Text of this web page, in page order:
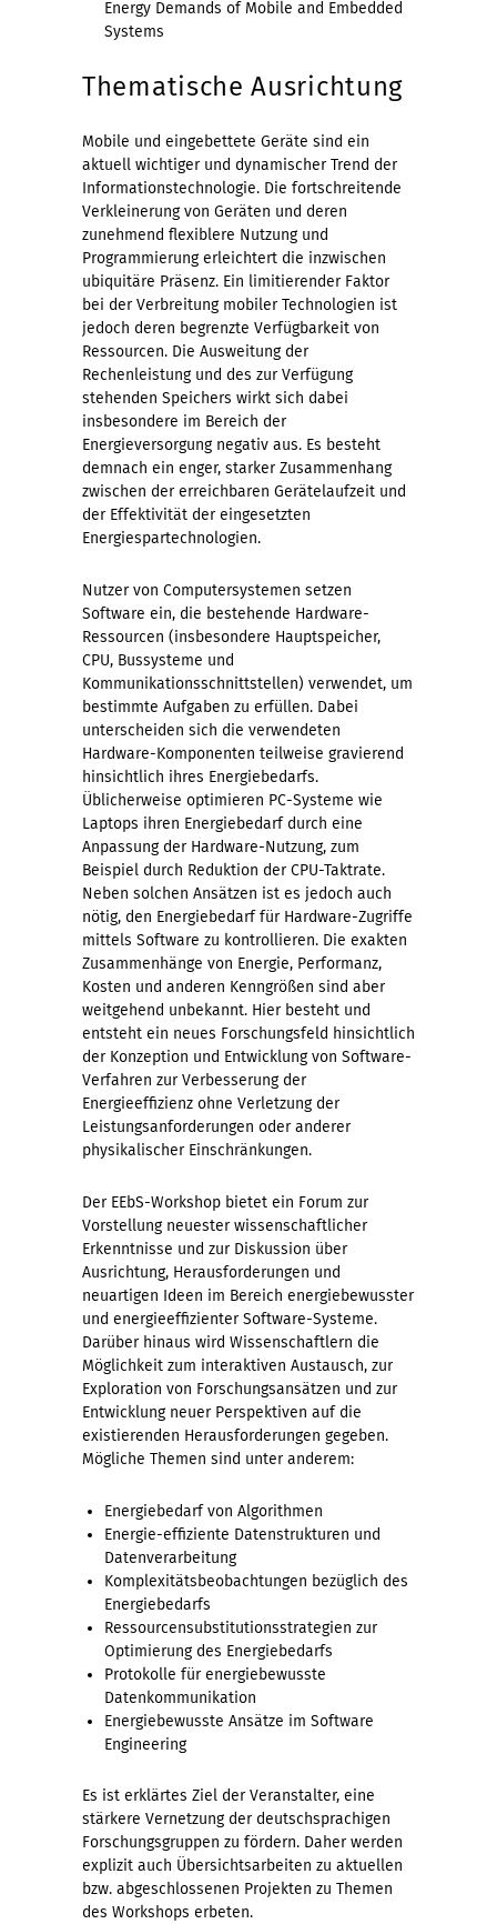
Energy Demands of Mobile and Embedded
Systems
Thematische Ausrichtung
Mobile und eingebettete Geräte sind ein
aktuell wichtiger und dynamischer Trend der
Informationstechnologie. Die fortschreitende
Verkleinerung von Geräten und deren
zunehmend flexiblere Nutzung und
Programmierung erleichtert die inzwischen
ubiquitäre Präsenz. Ein limitierender Faktor
bei der Verbreitung mobiler Technologien ist
jedoch deren begrenzte Verfügbarkeit von
Ressourcen. Die Ausweitung der
Rechenleistung und des zur Verfügung
stehenden Speichers wirkt sich dabei
insbesondere im Bereich der
Energieversorgung negativ aus. Es besteht
demnach ein enger, starker Zusammenhang
zwischen der erreichbaren Gerätelaufzeit und
der Effektivität der eingesetzten
Energiespartechnologien.
Nutzer von Computersystemen setzen
Software ein, die bestehende Hardware-
Ressourcen (insbesondere Hauptspeicher,
CPU, Bussysteme und
Kommunikationsschnittstellen) verwendet, um
bestimmte Aufgaben zu erfüllen. Dabei
unterscheiden sich die verwendeten
Hardware-Komponenten teilweise gravierend
hinsichtlich ihres Energiebedarfs.
Üblicherweise optimieren PC-Systeme wie
Laptops ihren Energiebedarf durch eine
Anpassung der Hardware-Nutzung, zum
Beispiel durch Reduktion der CPU-Taktrate.
Neben solchen Ansätzen ist es jedoch auch
nötig, den Energiebedarf für Hardware-Zugriffe
mittels Software zu kontrollieren. Die exakten
Zusammenhänge von Energie, Performanz,
Kosten und anderen Kenngrößen sind aber
weitgehend unbekannt. Hier besteht und
entsteht ein neues Forschungsfeld hinsichtlich
der Konzeption und Entwicklung von Software-
Verfahren zur Verbesserung der
Energieeffizienz ohne Verletzung der
Leistungsanforderungen oder anderer
physikalischer Einschränkungen.
Der EEbS-Workshop bietet ein Forum zur
Vorstellung neuester wissenschaftlicher
Erkenntnisse und zur Diskussion über
Ausrichtung, Herausforderungen und
neuartigen Ideen im Bereich energiebewusster
und energieeffizienter Software-Systeme.
Darüber hinaus wird Wissenschaftlern die
Möglichkeit zum interaktiven Austausch, zur
Exploration von Forschungsansätzen und zur
Entwicklung neuer Perspektiven auf die
existierenden Herausforderungen gegeben.
Mögliche Themen sind unter anderem:
Energiebedarf von Algorithmen
Energie-effiziente Datenstrukturen und
Datenverarbeitung
Komplexitätsbeobachtungen bezüglich des
Energiebedarfs
Ressourcensubstitutionsstrategien zur
Optimierung des Energiebedarfs
Protokolle für energiebewusste
Datenkommunikation
Energiebewusste Ansätze im Software
Engineering
Es ist erklärtes Ziel der Veranstalter, eine
stärkere Vernetzung der deutschsprachigen
Forschungsgruppen zu fördern. Daher werden
explizit auch Übersichtsarbeiten zu aktuellen
bzw. abgeschlossenen Projekten zu Themen
des Workshops erbeten.